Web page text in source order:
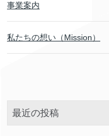
事業案内
私たちの想い（Mission）
最近の投稿